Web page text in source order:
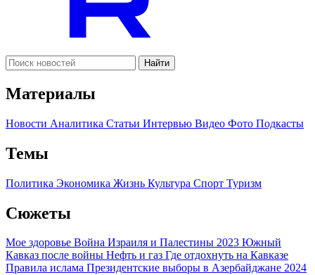
Найти
Материалы
Новости Аналитика Статьи Интервью Видео Фото Подкасты
Темы
Политика Экономика Жизнь Культура Спорт Туризм
Сюжеты
Мое здоровье Война Израиля и Палестины 2023 Южный
Кавказ после войны Нефть и газ Где отдохнуть на Кавказе
Правила ислама Президентские выборы в Азербайджане 2024